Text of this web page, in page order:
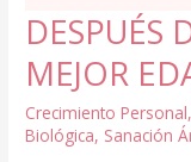
DESPUÉS
MEJOR
Crecimiento Personal,
Biológica, Sanación